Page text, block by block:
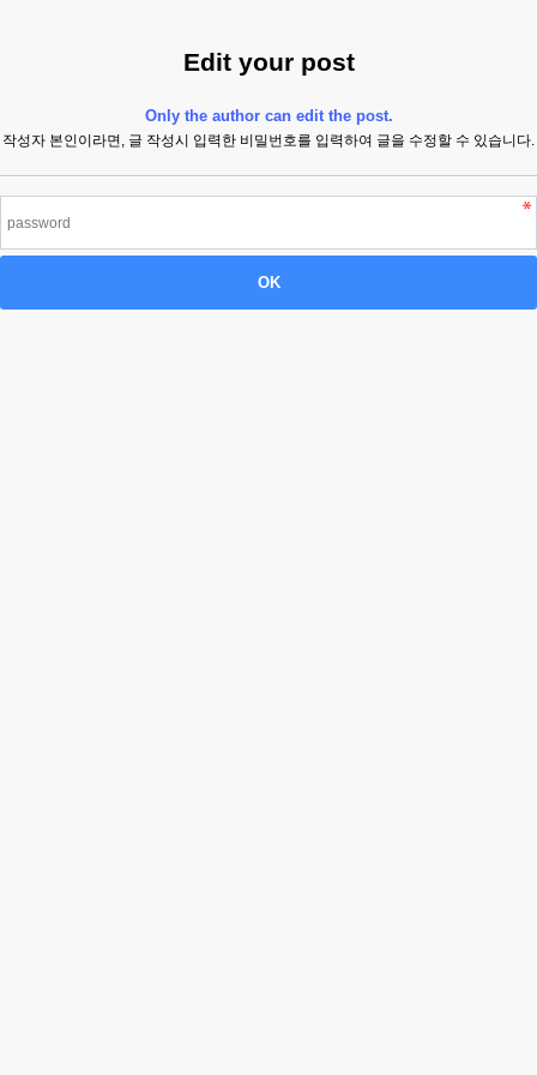
Edit your post
Only the author can edit the post.
작성자 본인이라면, 글 작성시 입력한 비밀번호를 입력하여 글을 수정할 수 있습니다.